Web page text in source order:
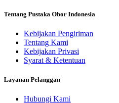
Tentang Pustaka Obor Indonesia
Kebijakan Pengiriman
Tentang Kami
Kebijakan Privasi
Syarat & Ketentuan
Layanan Pelanggan
Hubungi Kami